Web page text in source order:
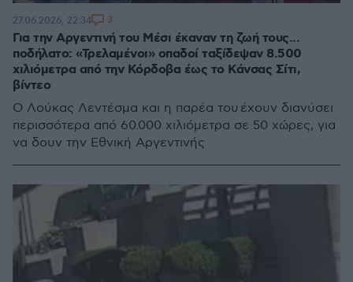
Για την Αργεντινή του Μέσι έκαναν τη ζωή τους...
ποδήλατο: «Τρελαμένοι» οπαδοί ταξίδεψαν 8.500
χιλιόμετρα από την Κόρδοβα έως το Κάνσας Σίτι,
βίντεο
Ο Λούκας Λεντέσμα και η παρέα του έχουν διανύσει
περισσότερα από 60.000 χιλιόμετρα σε 50 χώρες, για
να δουν την Εθνική Αργεντινής
27.06.2026, 22:34 3